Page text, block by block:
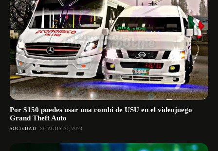
Por $150 puedes usar una combi de USU en el videojuego
Grand Theft Auto
SOCIEDAD 30 AGOSTO, 2023